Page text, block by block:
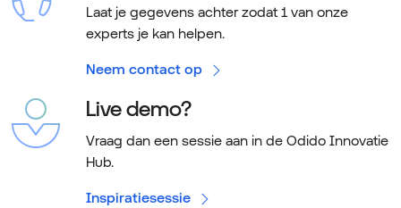
Laat je gegevens achter zodat 1 van onze
experts je kan helpen.
Neem contact op
Live demo?
Vraag dan een sessie aan in de Odido Innovatie
Hub.
Inspiratiesessie